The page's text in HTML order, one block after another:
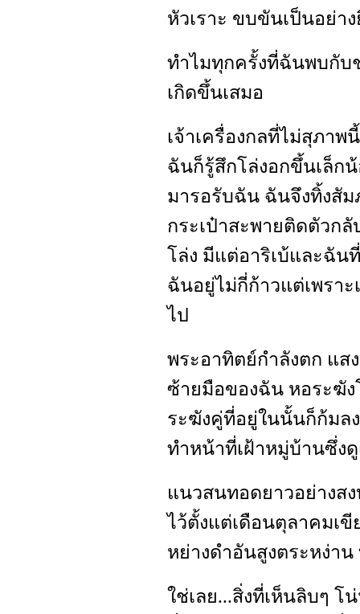
หัวเราะ ขบขันเป็นอย่า
ทำไมทุกครั้งที่ฉันพบกับ
เกิดขึ้นเสมอ
เจ้าเครื่องกลที่ไม่สุภาพ
ฉันก็รู้สึกโล่งอกขึ้นเล็กน้
มารอรับฉัน ฉันจึงทิ้งสัม
กระเป๋าสะพายติดตัวกลั
โล่ง มีแต่อาริเบ้และฉัน
ฉันอยู่ไม่กี่ก้าวแต่เพราะ
ไป
พระอาทิตย์กำลังตก แส
ซ้ายมือของฉัน หอระฆั
ระฆังคู่ที่อยู่ในนั้นก็ก้มล
ทำหน้าที่เฝ้าหมู่บ้านซึ่ง
แนวสนทอดยาวอย่างส
ไว้ตั้งแต่เดือนตุลาคมเ
หย่างดำอันสูงตระหง่าน
ใช่เลย...สิ่งที่เห็นลิบๆ